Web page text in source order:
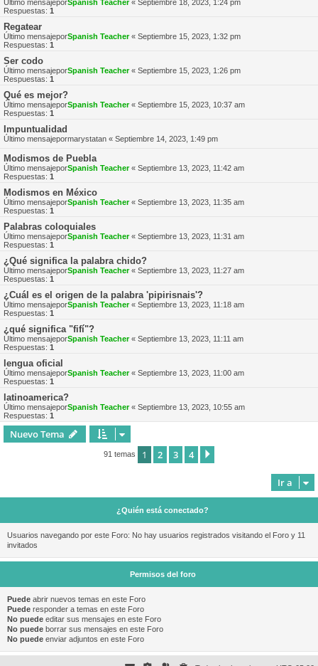
Último mensajeporSpanish Teacher« Septiembre 18, 2023, 1:24 pm
Respuestas: 1
Regatear
Último mensajeporSpanish Teacher« Septiembre 15, 2023, 1:32 pm
Respuestas: 1
Ser codo
Último mensajeporSpanish Teacher« Septiembre 15, 2023, 1:26 pm
Respuestas: 1
Qué es mejor?
Último mensajeporSpanish Teacher« Septiembre 15, 2023, 10:37 am
Respuestas: 1
Impuntualidad
Último mensajepormarystatan « Septiembre 14, 2023, 1:49 pm
Modismos de Puebla
Último mensajeporSpanish Teacher« Septiembre 13, 2023, 11:42 am
Respuestas: 1
Modismos en México
Último mensajeporSpanish Teacher« Septiembre 13, 2023, 11:35 am
Respuestas: 1
Palabras coloquiales
Último mensajeporSpanish Teacher« Septiembre 13, 2023, 11:31 am
Respuestas: 1
¿Qué significa la palabra chido?
Último mensajeporSpanish Teacher« Septiembre 13, 2023, 11:27 am
Respuestas: 1
¿Cuál es el origen de la palabra 'pipirisnais'?
Último mensajeporSpanish Teacher« Septiembre 13, 2023, 11:18 am
Respuestas: 1
¿qué significa "fifí"?
Último mensajeporSpanish Teacher« Septiembre 13, 2023, 11:11 am
Respuestas: 1
lengua oficial
Último mensajeporSpanish Teacher« Septiembre 13, 2023, 11:00 am
Respuestas: 1
latinoamerica?
Último mensajeporSpanish Teacher« Septiembre 13, 2023, 10:55 am
Respuestas: 1
Nuevo Tema
91 temas 1 2 3 4
Ir a
¿Quién está conectado?
Usuarios navegando por este Foro: No hay usuarios registrados visitando el Foro y 11
invitados
Permisos del foro
Puede abrir nuevos temas en este Foro
Puede responder a temas en este Foro
No puede editar sus mensajes en este Foro
No puede borrar sus mensajes en este Foro
No puede enviar adjuntos en este Foro